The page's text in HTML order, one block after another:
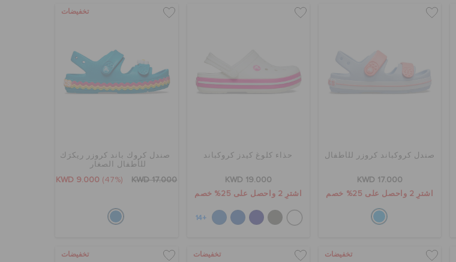
صندل كروكباند كروزر للأطفال
KWD 17.000
اشترِ 2 واحصل على 25% خصم
حذاء كلوغ كيدز كروكباند
KWD 19.000
اشترِ 2 واحصل على 25% خصم
+14
تخفيضات
صندل كروك باند كروزر ريكرَك
للأطفال الصغار
KWD 9.000 (47%) KWD 17.000
تخفيضات تخفيضات تخفيضات